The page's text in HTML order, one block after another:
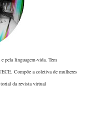
e pela linguagem-vida. Tem
Compõe a coletiva de mulheres
da revista virtual